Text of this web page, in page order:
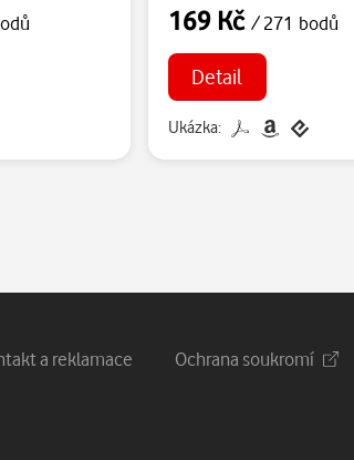
169 Kč / 271 bodů
Detail
Ukázka:
a reklamace Ochrana soukromí